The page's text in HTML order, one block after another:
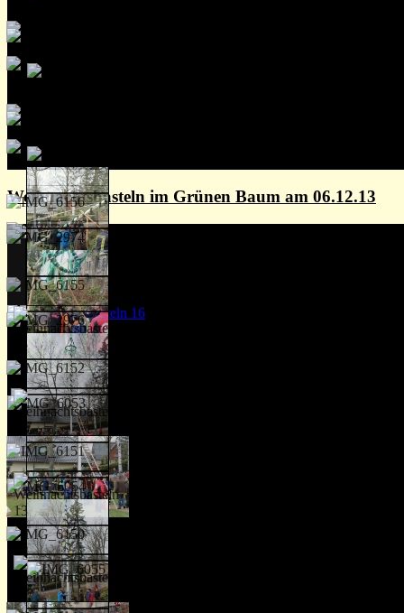
Weihnachtsbasteln im Grünen Baum am 06.12.13